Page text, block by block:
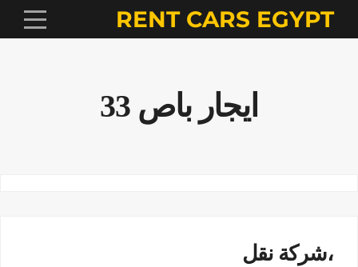
RENT CARS EGYPT
ايجار باص 33
،شركة نقل